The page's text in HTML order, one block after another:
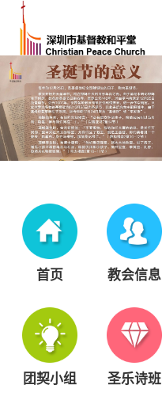
首页 教会信息
团契小组 圣乐诗班